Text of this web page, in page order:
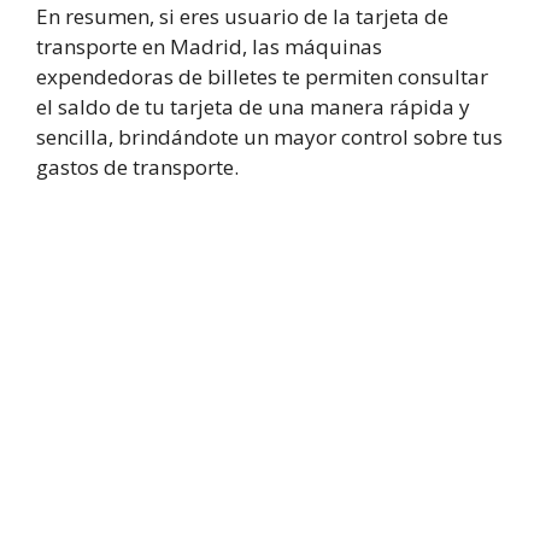
En resumen, si eres usuario de la tarjeta de
transporte en Madrid, las máquinas
expendedoras de billetes te permiten consultar
el saldo de tu tarjeta de una manera rápida y
sencilla, brindándote un mayor control sobre tus
gastos de transporte.